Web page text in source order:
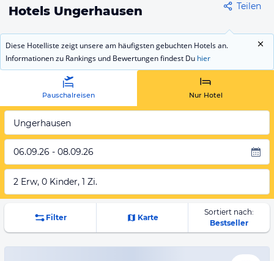
Hotels Ungerhausen Teilen
Diese Hotelliste zeigt unsere am häufigsten gebuchten Hotels an.
Informationen zu Rankings und Bewertungen findest Du hier
Pauschalreisen Nur Hotel
Ungerhausen
06.09.26 - 08.09.26
2 Erw, 0 Kinder, 1 Zi.
Filter Karte
Sortiert nach:
Bestseller